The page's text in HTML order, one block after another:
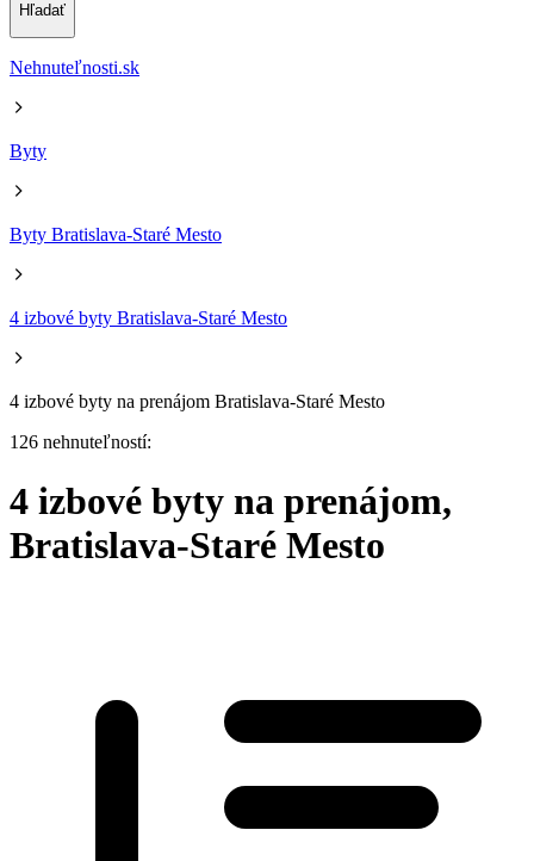
Hľadať
Nehnuteľnosti.sk
Byty
Byty Bratislava-Staré Mesto
4 izbové byty Bratislava-Staré Mesto
4 izbové byty na prenájom Bratislava-Staré Mesto
126 nehnuteľností:
4 izbové byty na prenájom,
Bratislava-Staré Mesto